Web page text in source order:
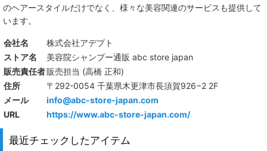
のヘアースタイルだけでなく、様々な美容関連のサービスも提供して
います。
会社名
株式会社アデプト
ストア名
美容院シャンプー通販 abc store japan
販売責任者販売担当 (高橋 正和)
住所
〒292-0054 千葉県木更津市長須賀926−2 2F
メール
info@abc-store-japan.com
URL
https://www.abc-store-japan.com/
最近チェックしたアイテム